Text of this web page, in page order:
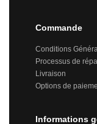
Commande
Conditions
Processus de
Livraison
Options de
Informations